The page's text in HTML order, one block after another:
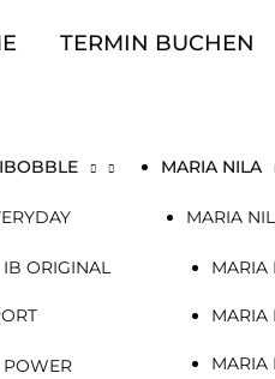
TERMIN BUCHEN
IB ORIGINAL
POWER
MARIA NILA
MARIA
MARIA
MARIA
MARIA